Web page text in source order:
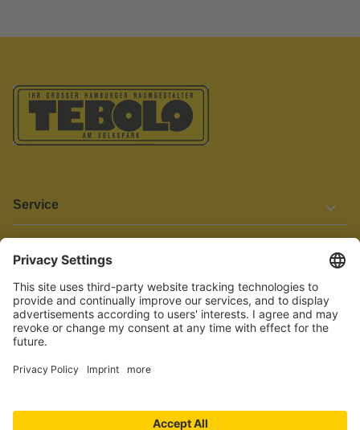
Service
Informationen
Barrierefreiheit
Wir bemühen uns, unsere Website barrierefrei zu gestalten.
Einige Inhalte und Funktionen sind derzeit jedoch noch nicht
vollständig zugänglich. Wenn Sie auf Barrieren stoßen oder Hilfe
benötigen, kontaktieren Sie uns bitte unter service[at]knutzen.de.
Vertrag widerrufen
© 2026 TEBOLO